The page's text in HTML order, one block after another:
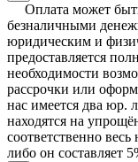
Оплата может
безналичными
юридическим и
предоставляется
необходимости
рассрочки или
нас имеется два юр.
находятся на
соответственно
либо он составляет